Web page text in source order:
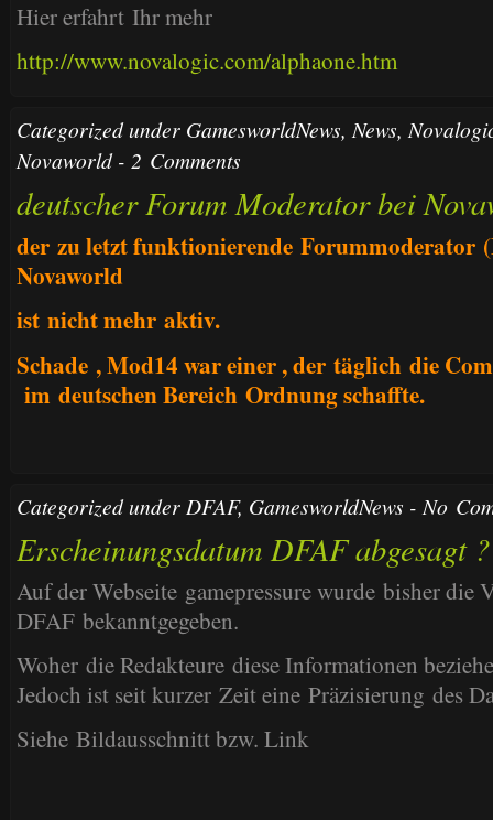
Hier erfahrt Ihr mehr
http://www.novalogic.com/alphaone.htm
Categorized under GamesworldNews, News,
Novaworld- 2 Comments
deutscher Forum Moderator bei
der zu letzt funktionierende Forummoderator
Novaworld
ist nicht mehr aktiv.
Schade , Mod14 war einer , der täglich die
im deutschen Bereich Ordnung schaffte.
Categorized under DFAF, GamesworldNews - No
Erscheinungsdatum DFAF abgesagt ?
Auf der Webseite gamepressure wurde bisher
DFAF bekanntgegeben.
Woher die Redakteure diese Informationen
Jedoch ist seit kurzer Zeit eine Präzisierung des
Siehe Bildausschnitt bzw. Link